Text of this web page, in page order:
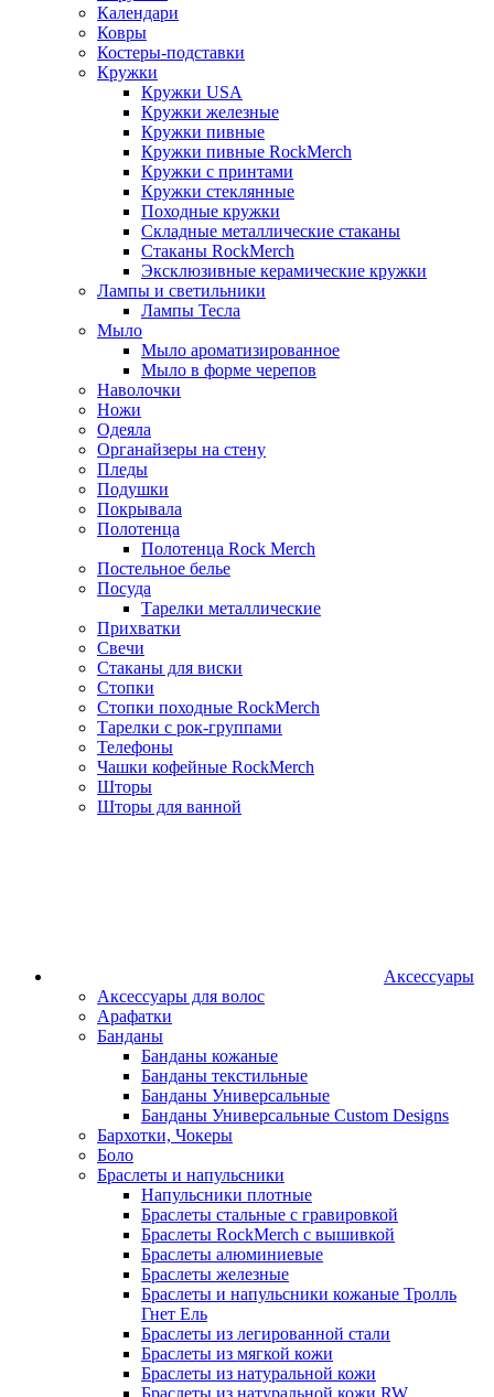
Календари
Ковры
Костеры-подставки
Кружки
Кружки USA
Кружки железные
Кружки пивные
Кружки пивные RockMerch
Кружки с принтами
Кружки стеклянные
Походные кружки
Складные металлические стаканы
Стаканы RockMerch
Эксклюзивные керамические кружки
Лампы и светильники
Лампы Тесла
Мыло
Мыло ароматизированное
Мыло в форме черепов
Наволочки
Ножи
Одеяла
Органайзеры на стену
Пледы
Подушки
Покрывала
Полотенца
Полотенца Rock Merch
Постельное белье
Посуда
Тарелки металлические
Прихватки
Свечи
Стаканы для виски
Стопки
Стопки походные RockMerch
Тарелки с рок-группами
Телефоны
Чашки кофейные RockMerch
Шторы
Шторы для ванной
Аксессуары
Аксессуары для волос
Арафатки
Банданы
Банданы кожаные
Банданы текстильные
Банданы Универсальные
Банданы Универсальные Custom Designs
Бархотки, Чокеры
Боло
Браслеты и напульсники
Напульсники плотные
Браслеты стальные с гравировкой
Браслеты RockMerch с вышивкой
Браслеты алюминиевые
Браслеты железные
Браслеты и напульсники кожаные Тролль
Гнет Ель
Браслеты из легированной стали
Браслеты из мягкой кожи
Браслеты из натуральной кожи
Браслеты из натуральной кожи RW